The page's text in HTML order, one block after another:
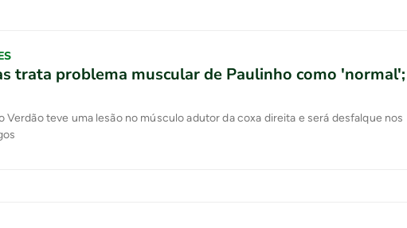
trata problema muscular de Paulinho como 'normal';
Verdão teve uma lesão no músculo adutor da coxa direita e será desfalque nos